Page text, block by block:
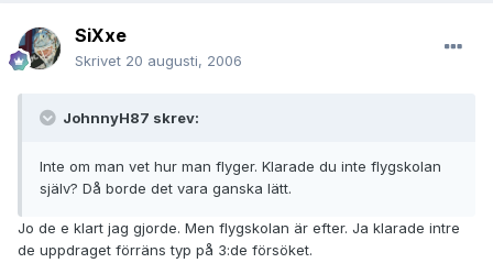
SiXxe
Skrivet 20 augusti, 2006
JohnnyH87 skrev:
Inte om man vet hur man flyger. Klarade du inte flygskolan
själv? Då borde det vara ganska lätt.
Jo de e klart jag gjorde. Men flygskolan är efter. Ja klarade intre
de uppdraget förräns typ på 3:de försöket.